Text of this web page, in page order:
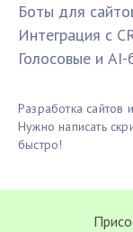
Боты для
Интеграция с
Голосовые и
Разработка сайтов
Нужно написать
быстро!